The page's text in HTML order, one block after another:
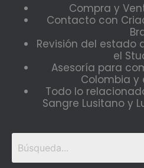
Compra y
Contacto con
Revisión del estado
el
Asesoría para
Colombia y
Todo lo
Sangre Lusitano y